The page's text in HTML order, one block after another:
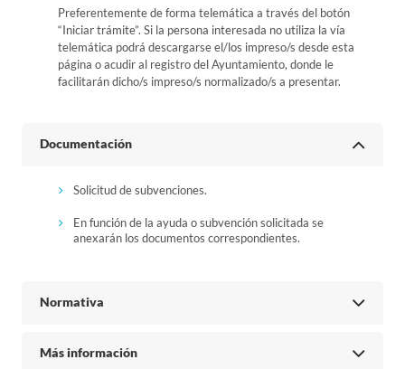
Preferentemente de forma telemática a través del botón
“Iniciar trámite”. Si la persona interesada no utiliza la vía
telemática podrá descargarse el/los impreso/s desde esta
página o acudir al registro del Ayuntamiento, donde le
facilitarán dicho/s impreso/s normalizado/s a presentar.
Documentación
Solicitud de subvenciones.
En función de la ayuda o subvención solicitada se
anexarán los documentos correspondientes.
Normativa
Más información